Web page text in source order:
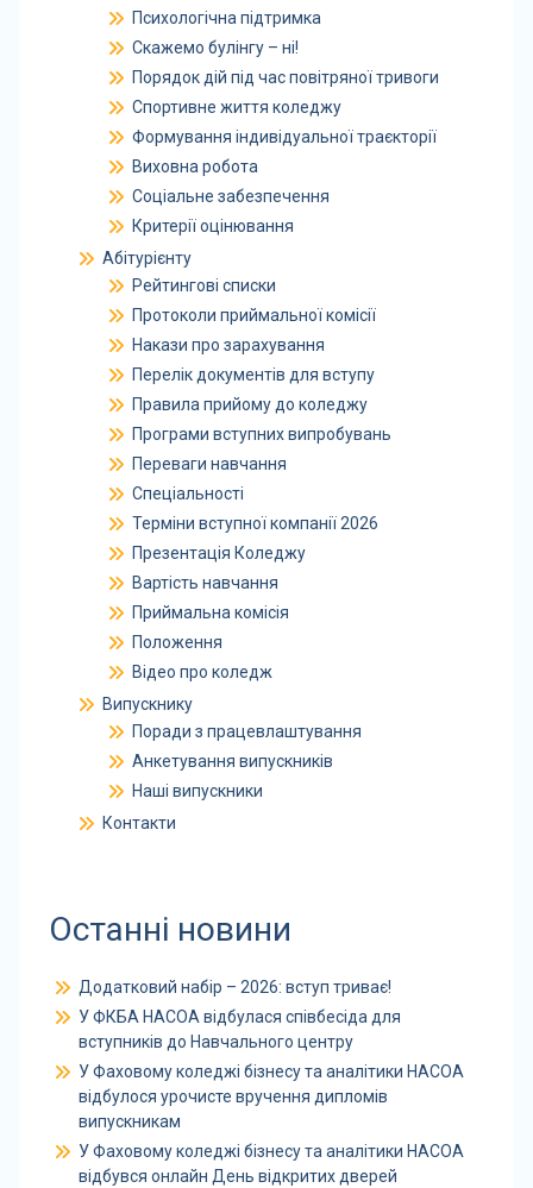
Психологічна підтримка
Скажемо булінгу – ні!
Порядок дій під час повітряної тривоги
Спортивне життя коледжу
Формування індивідуальної траєкторії
Виховна робота
Соціальне забезпечення
Критерії оцінювання
Абітурієнту
Рейтингові списки
Протоколи приймальної комісії
Накази про зарахування
Перелік документів для вступу
Правила прийому до коледжу
Програми вступних випробувань
Переваги навчання
Спеціальності
Терміни вступної компанії 2026
Презентація Коледжу
Вартість навчання
Приймальна комісія
Положення
Відео про коледж
Випускнику
Поради з працевлаштування
Анкетування випускників
Наші випускники
Контакти
Останні новини
Додатковий набір – 2026: вступ триває!
У ФКБА НАСОА відбулася співбесіда для
вступників до Навчального центру
У Фаховому коледжі бізнесу та аналітики НАСОА
відбулося урочисте вручення дипломів
випускникам
У Фаховому коледжі бізнесу та аналітики НАСОА
відбувся онлайн День відкритих дверей